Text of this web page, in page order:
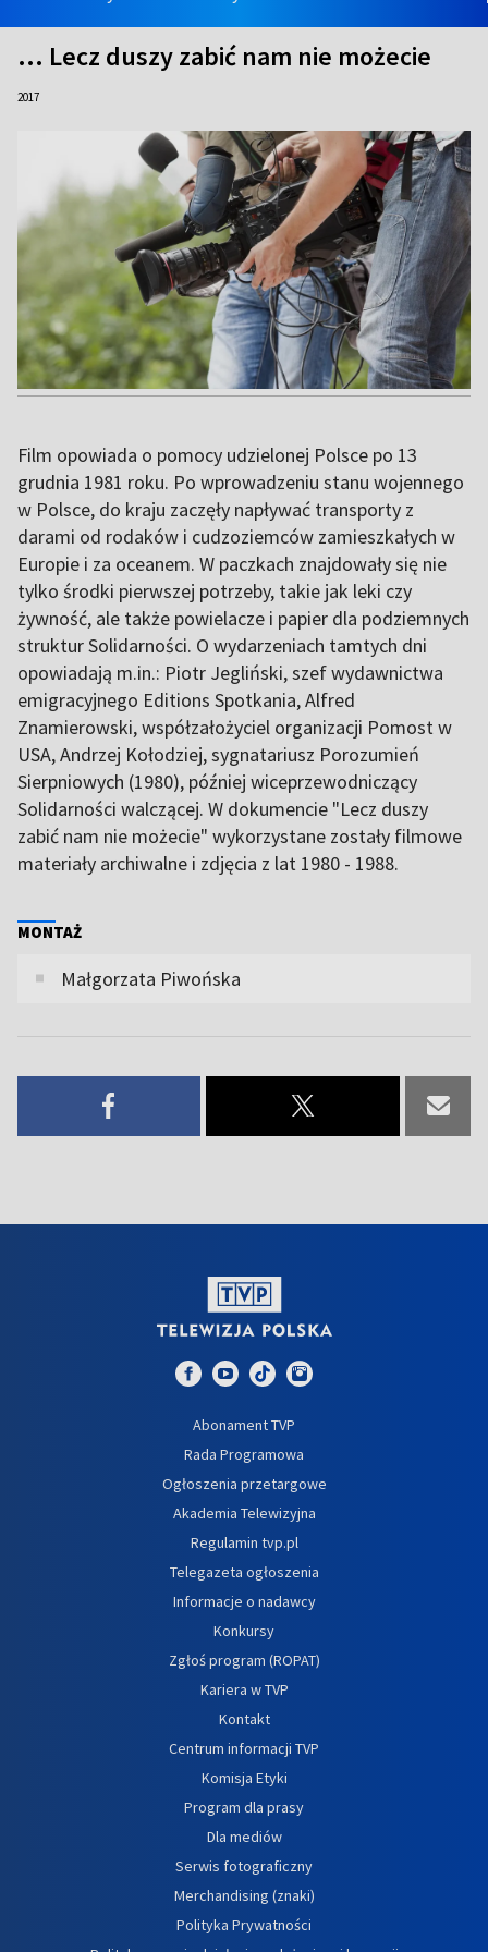
... Lecz duszy zabić nam nie możecie
2017
Film opowiada o pomocy udzielonej Polsce po 13
grudnia 1981 roku. Po wprowadzeniu stanu wojennego
w Polsce, do kraju zaczęły napływać transporty z
darami od rodaków i cudzoziemców zamieszkałych w
Europie i za oceanem. W paczkach znajdowały się nie
tylko środki pierwszej potrzeby, takie jak leki czy
żywność, ale także powielacze i papier dla podziemnych
struktur Solidarności. O wydarzeniach tamtych dni
opowiadają m.in.: Piotr Jegliński, szef wydawnictwa
emigracyjnego Editions Spotkania, Alfred
Znamierowski, współzałożyciel organizacji Pomost w
USA, Andrzej Kołodziej, sygnatariusz Porozumień
Sierpniowych (1980), później wiceprzewodniczący
Solidarności walczącej. W dokumencie "Lecz duszy
zabić nam nie możecie" wykorzystane zostały filmowe
materiały archiwalne i zdjęcia z lat 1980 - 1988.
MONTAŻ
Małgorzata Piwońska
Abonament TVP
Rada Programowa
Ogłoszenia przetargowe
Akademia Telewizyjna
Regulamin tvp.pl
Telegazeta ogłoszenia
Informacje o nadawcy
Konkursy
Zgłoś program (ROPAT)
Kariera w TVP
Kontakt
Centrum informacji TVP
Komisja Etyki
Program dla prasy
Dla mediów
Serwis fotograficzny
Merchandising (znaki)
Polityka Prywatności